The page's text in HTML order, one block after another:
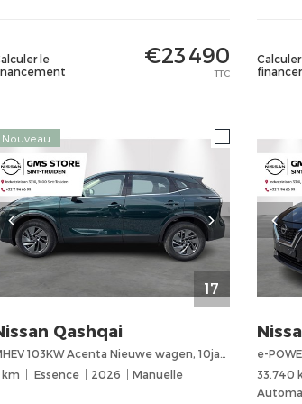
le
€23 490
TTC
17
Nouveau
Qashqai
MHEV 103KW Acenta Nieuwe wagen, 10jaar garantie!!
km
Essence 2026 Manuelle
33.740